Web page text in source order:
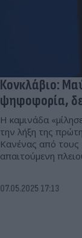
Κονκλάβιο:
ψηφοφορία,
Η καμινάδα
την λήξη της
Κανένας από τους
απαιτούμενη
07.05.2025 17:13